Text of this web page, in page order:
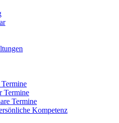
Termine
Termine
Kompetenz